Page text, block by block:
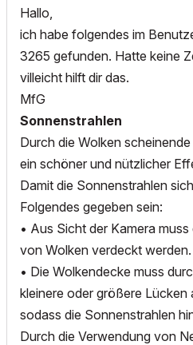
Hallo,
ich habe folgendes im
3265 gefunden. Hatte keine
villeicht hilft dir das.
MfG
Sonnenstrahlen
Durch die Wolken
ein schöner und nützlicher
Damit die Sonnenstrahlen
Folgendes gegeben sein:
• Aus Sicht der Kamera
von Wolken verdeckt werden.
• Die Wolkendecke muss
kleinere oder größere Lücken
sodass die Sonnenstrahlen
Durch die Verwendung von